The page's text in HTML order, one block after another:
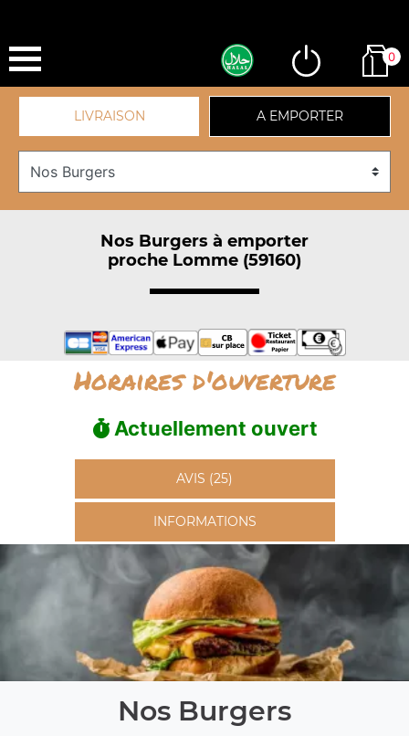
0
LIVRAISON A EMPORTER
Nos Burgers à emporter
proche Lomme (59160)
Horaires d'ouverture
Actuellement ouvert
AVIS (25)
INFORMATIONS
Nos Burgers